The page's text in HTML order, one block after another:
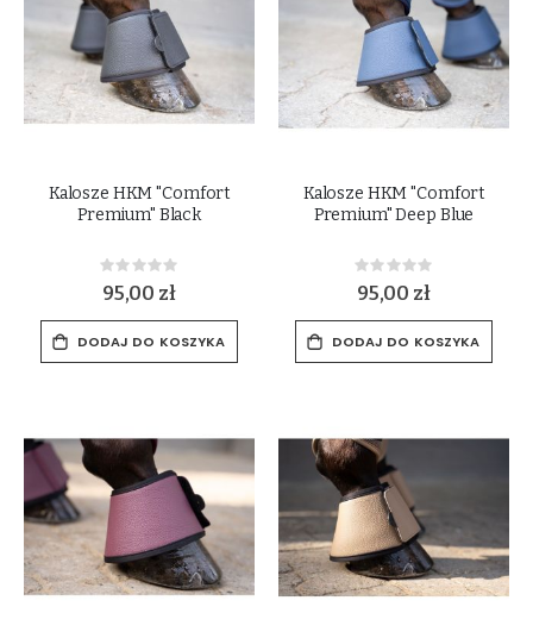
Kalosze HKM "Comfort
Premium" Black
Rating:
0%
95,00 zł
DODAJ DO KOSZYKA
Kalosze HKM "Comfort
Premium" Deep Blue
Rating:
0%
95,00 zł
DODAJ DO KOSZYKA